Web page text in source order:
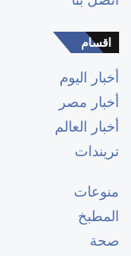
اقسام
أخبار اليوم
أخبار مصر
أخبار العالم
تريندات
منوعات
المطبخ
صحة